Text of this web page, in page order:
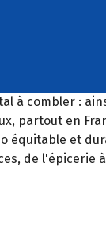
à combler :
partout en
et
de